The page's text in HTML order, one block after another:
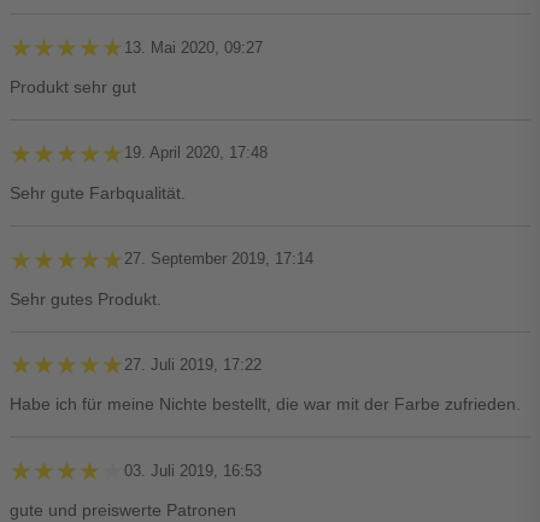
★★★★★
★★★★★ 13. Mai 2020, 09:27
Produkt sehr gut
★★★★★
★★★★★ 19. April 2020, 17:48
Sehr gute Farbqualität.
★★★★★
★★★★★ 27. September 2019, 17:14
Sehr gutes Produkt.
★★★★★
★★★★★ 27. Juli 2019, 17:22
Habe ich für meine Nichte bestellt, die war mit der Farbe zufrieden.
★★★★★
★★★★★ 03. Juli 2019, 16:53
gute und preiswerte Patronen